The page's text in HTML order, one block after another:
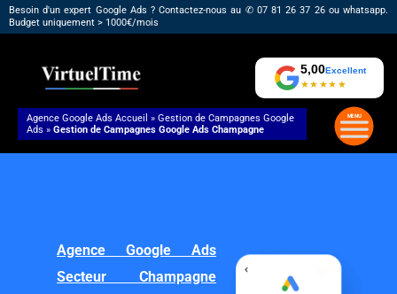
Besoin d'un expert Google Ads ? Contactez-nous au ✆ 07 81 26 37 26 ou whatsapp.
Budget uniquement > 1000€/mois
Aller
au
contenu
Agence Google Ads Accueil » Gestion de Campagnes Google
Ads » Gestion de Campagnes Google Ads Champagne
Agence Google Ads
Secteur Champagne
5,00Excellent
★★★★★